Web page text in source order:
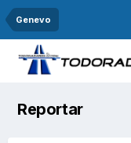
Genevo
Reportar